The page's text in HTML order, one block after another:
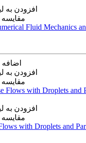
افزودن به
Fluid Mechanics
افزودن به
افزودن به
with Droplets and